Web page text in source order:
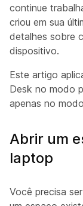
continue
criou em sua
detalhes sobre
dispositivo.
Este artigo
Desk no modo
apenas no
Abrir um
laptop
Você precisa